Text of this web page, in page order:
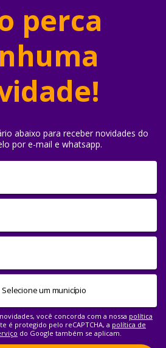
perca
abaixo para receber novidades do
por e-mail e whatsapp.
você concorda com a nossa política
é protegido pelo reCAPTCHA, a política de
do Google também se aplicam.